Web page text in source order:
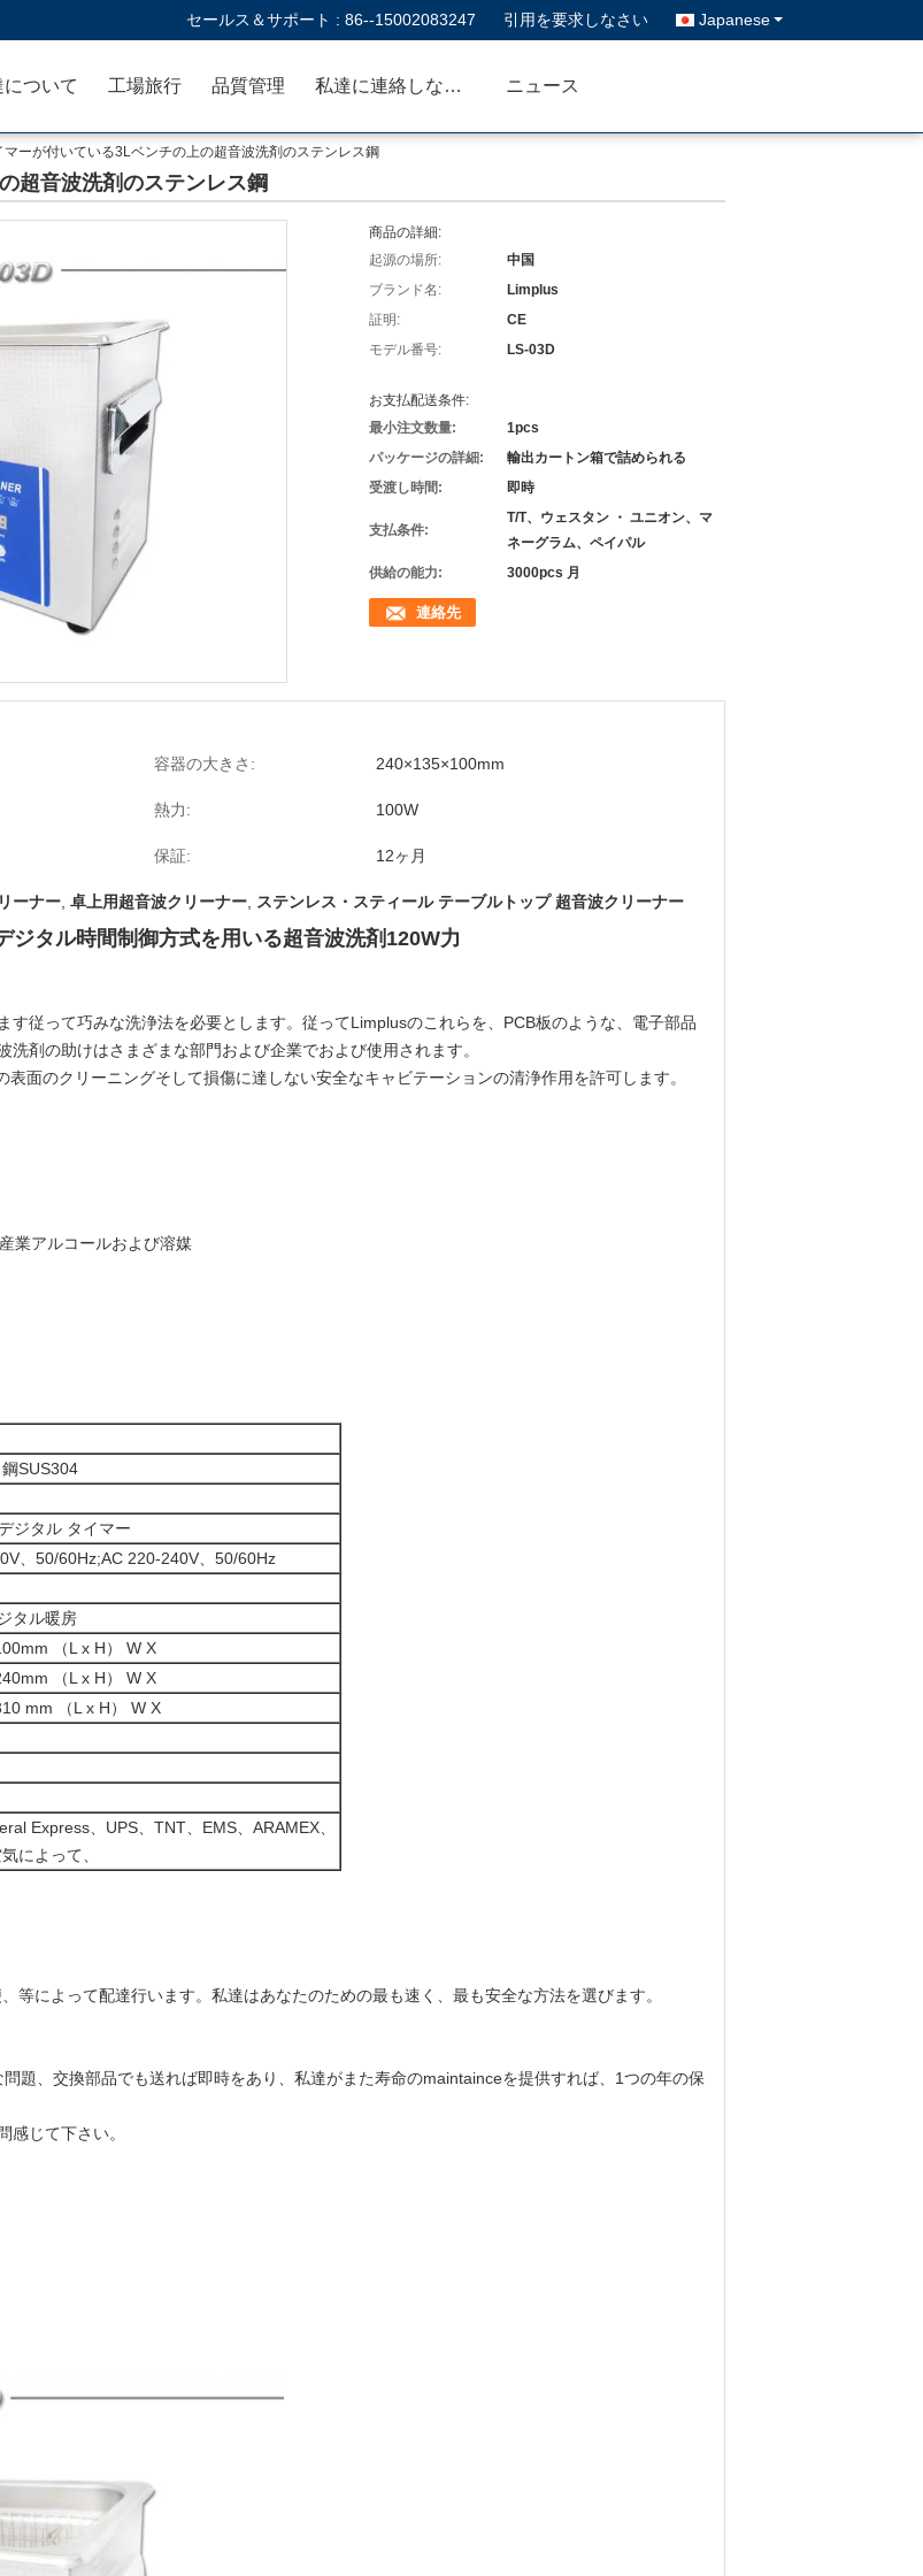
セールス＆サポート : 86--15002083247 引用を要求しなさい Japanese
について 工場旅行 品質管理 私達に連絡しなさい ニュース
マーが付いている3Lベンチの上の超音波洗剤のステンレス鋼
超音波洗剤のステンレス鋼
商品の詳細:
起源の場所:
中国
ブランド名:
Limplus
証明:
CE
モデル番号:
LS-03D
お支払配送条件:
最小注文数量:
1pcs
パッケージの詳細:
輸出カートン箱で詰められる
受渡し時間:
即時
支払条件:
T/T、ウェスタン ・ ユニオン、マ
ネーグラム、ペイパル
供給の能力:
3000pcs 月
連絡先
容器の大きさ: 240×135×100mm
熱力: 100W
保証: 12ヶ月
ーナー 卓上用超音波クリーナー ステンレス・スティール テーブルトップ 超音波クリーナー
タル時間制御方式を用いる超音波洗剤120W力
従って巧みな洗浄法を必要とします。従ってLimplusのこれらを、PCB板のような、電子部品
剤の助けはさまざまな部門および企業でおよび使用されます。
面のクリーニングそして損傷に達しない安全なキャビテーションの清浄作用を許可します。
業アルコールおよび溶媒
SUS304
ジタル タイマー
、50/60Hz;AC 220-240V、50/60Hz
タル暖房
（L x H） W X
（L x H） W X
mm （L x H） W X
Express、UPS、TNT、EMS、ARAMEX、
によって、
によって配達行います。私達はあなたのための最も速く、最も安全な方法を選びます。
題、交換部品でも送れば即時をあり、私達がまた寿命のmaintainceを提供すれば、1つの年の保
感じて下さい。